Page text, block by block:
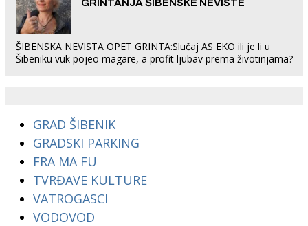
GRINTANJA ŠIBENSKE NEVISTE
ŠIBENSKA NEVISTA OPET GRINTA:Slučaj AS EKO ili je li u
Šibeniku vuk pojeo magare, a profit ljubav prema životinjama?
GRAD ŠIBENIK
GRADSKI PARKING
FRA MA FU
TVRĐAVE KULTURE
VATROGASCI
VODOVOD